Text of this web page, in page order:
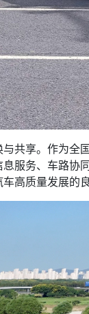
共享。作为全
服务、车路协
高质量发展的良